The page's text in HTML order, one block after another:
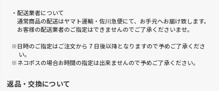
・配送業者について
通常商品の配送はヤマト運輸・佐川急便にて、お手元へお届け致します。
お客様の配送業者のご指定はできませんのでご了承くださいませ。
※日時のご指定はご注文から 7 日後以降となりますので予めご了承くださ
い。
※ネコポスの場合お時間の指定は出来ませんので予めご了承ください。
返品・交換について